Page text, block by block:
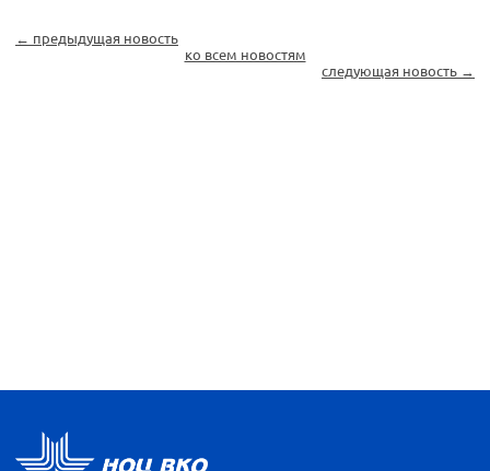
← предыдущая новость
ко всем новостям
следующая новость →